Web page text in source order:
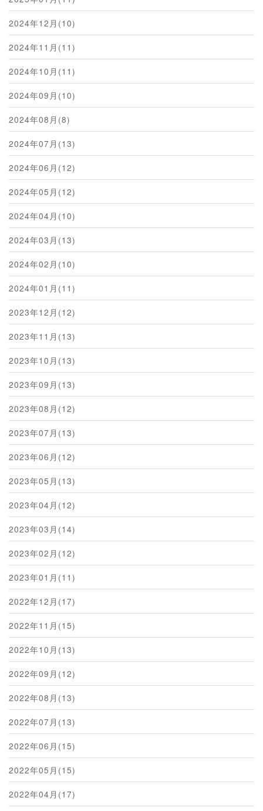
2024年12月(10)
2024年11月(11)
2024年10月(11)
2024年09月(10)
2024年08月(8)
2024年07月(13)
2024年06月(12)
2024年05月(12)
2024年04月(10)
2024年03月(13)
2024年02月(10)
2024年01月(11)
2023年12月(12)
2023年11月(13)
2023年10月(13)
2023年09月(13)
2023年08月(12)
2023年07月(13)
2023年06月(12)
2023年05月(13)
2023年04月(12)
2023年03月(14)
2023年02月(12)
2023年01月(11)
2022年12月(17)
2022年11月(15)
2022年10月(13)
2022年09月(12)
2022年08月(13)
2022年07月(13)
2022年06月(15)
2022年05月(15)
2022年04月(17)